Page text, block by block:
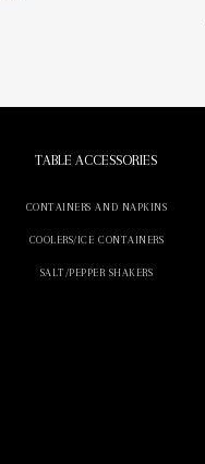
TABLE ACCESSORIES
CONTAINERS AND NAPKINS
COOLERS/ICE CONTAINERS
SALT/PEPPER SHAKERS